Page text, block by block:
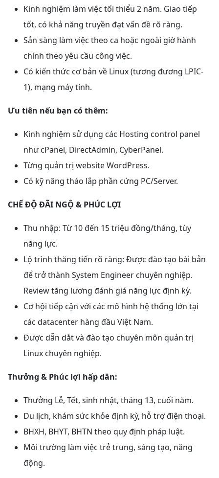
Kinh nghiệm làm việc tối thiểu 2 năm. Giao tiếp
tốt, có khả năng truyền đạt vấn đề rõ ràng.
Sẵn sàng làm việc theo ca hoặc ngoài giờ hành
chính theo yêu cầu công việc.
Có kiến thức cơ bản về Linux (tương đương LPIC-
1), mạng máy tính.
Ưu tiên nếu bạn có thêm:
Kinh nghiệm sử dụng các Hosting control panel
như cPanel, DirectAdmin, CyberPanel.
Từng quản trị website WordPress.
Có kỹ năng tháo lắp phần cứng PC/Server.
CHẾ ĐỘ ĐÃI NGỘ & PHÚC LỢI
Thu nhập: Từ 10 đến 15 triệu đồng/tháng, tùy
năng lực.
Lộ trình thăng tiến rõ ràng: Được đào tạo bài bản
để trở thành System Engineer chuyên nghiệp.
Review tăng lương đánh giá năng lực định kỳ.
Cơ hội tiếp cận với các mô hình hệ thống lớn tại
các datacenter hàng đầu Việt Nam.
Được dẫn dắt và đào tạo chuyên môn quản trị
Linux chuyên nghiệp.
Thưởng & Phúc lợi hấp dẫn:
Thưởng Lễ, Tết, sinh nhật, tháng 13, cuối năm.
Du lịch, khám sức khỏe định kỳ, hỗ trợ điện thoại.
BHXH, BHYT, BHTN theo quy định pháp luật.
Môi trường làm việc trẻ trung, sáng tạo, năng
động.